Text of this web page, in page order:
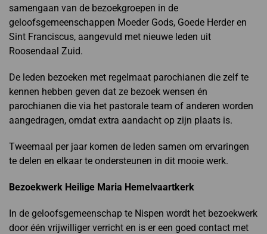
samengaan van de bezoekgroepen in de
geloofsgemeenschappen Moeder Gods, Goede Herder en
Sint Franciscus, aangevuld met nieuwe leden uit
Roosendaal Zuid.
De leden bezoeken met regelmaat parochianen die zelf te
kennen hebben geven dat ze bezoek wensen én
parochianen die via het pastorale team of anderen worden
aangedragen, omdat extra aandacht op zijn plaats is.
Tweemaal per jaar komen de leden samen om ervaringen
te delen en elkaar te ondersteunen in dit mooie werk.
Bezoekwerk Heilige Maria Hemelvaartkerk
In de geloofsgemeenschap te Nispen wordt het bezoekwerk
door één vrijwilliger verricht en is er een goed contact met